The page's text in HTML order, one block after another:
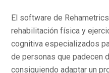
El software de
rehabilitación física y
cognitiva especializados
de personas que padecen
consiguiendo adaptar un